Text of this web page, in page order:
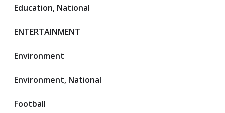
Education, National
ENTERTAINMENT
Environment
Environment, National
Football